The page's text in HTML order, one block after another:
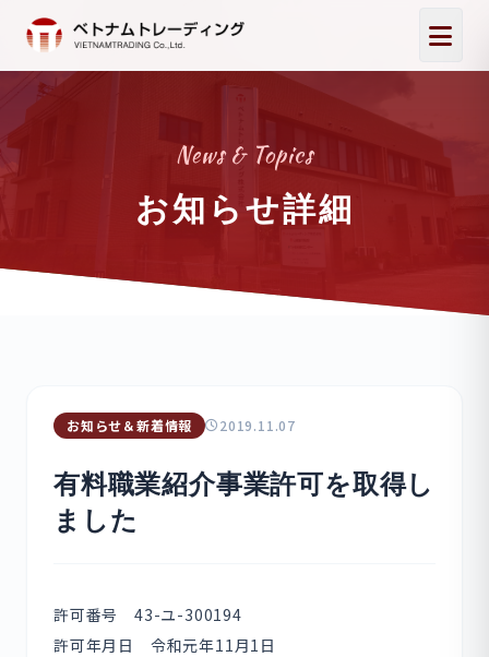
News & Topics
お知らせ詳細
お知らせ＆新着情報 2019.11.07
有料職業紹介事業許可を取得し
ました
許可番号 43-ユ-300194
許可年月日 令和元年11月1日